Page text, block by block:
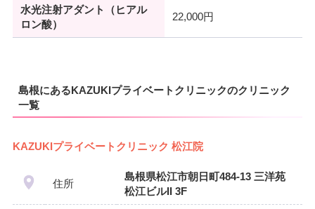
水光注射アダント（ヒアル
ロン酸）
22,000円
島根にあるKAZUKIプライベートクリニックのクリニック
一覧
KAZUKIプライベートクリニック 松江院
住所
島根県松江市朝日町484-13 三洋苑
松江ビルII 3F